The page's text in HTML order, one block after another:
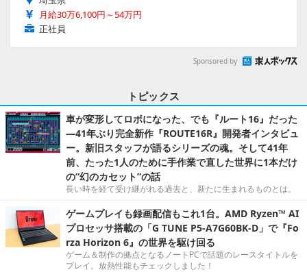
月給30万6,100円～54万円
正社員
Sponsored by
トピックス
車が変形してロボになった、でも『ルート16』だった
―41年ぶり完全新作『ROUTE16R』開発者インタビュ
ー。新旧スタッフが語るシリーズの魂。そして41年
前、たった1人のために手作業で直した世界に1本だけ
の“幻のカセット”の話
長い時を経て受け継がれる過去と、新たに生まれるものとは。
ゲームプレイも録画配信もこれ1台。AMD Ryzen™ AI
プロセッサ搭載の「G TUNE P5-A7G60BK-D」で『Fo
rza Horizon 6』の世界を駆け回る
ゲーム＆制作の拠点となるノートPCで話題のレースタイトルを
プレイ。放熱性能もチェックしました！